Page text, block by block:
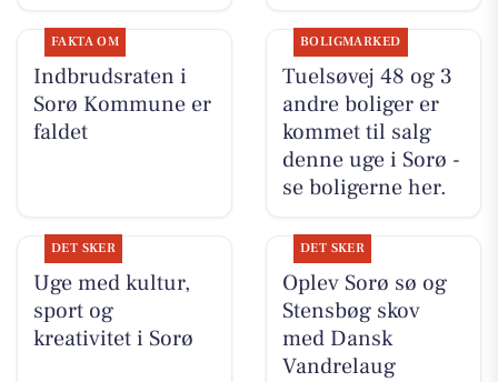
FAKTA OM
Indbrudsraten i
Sorø Kommune er
faldet
BOLIGMARKED
Tuelsøvej 48 og 3
andre boliger er
kommet til salg
denne uge i Sorø -
se boligerne her.
DET SKER
Uge med kultur,
sport og
kreativitet i Sorø
DET SKER
Oplev Sorø sø og
Stensbøg skov
med Dansk
Vandrelaug